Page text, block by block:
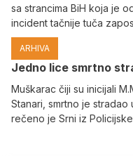
sa strancima BiH koja je
incident tačnije tuča
ARHIVA
Јedno lice smrtno
Muškarac čiji su inicijali
Stanari, smrtno je stradao
rečeno je Srni iz